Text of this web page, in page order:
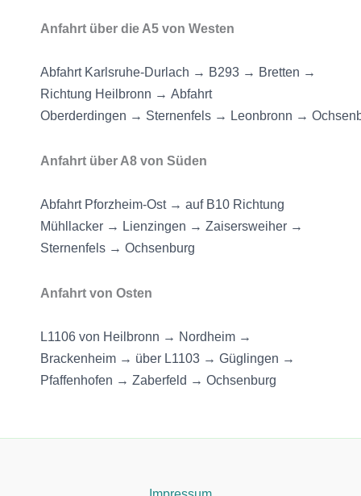
Anfahrt über die A5 von Westen
Abfahrt Karlsruhe-Durlach → B293 → Bretten →
Richtung Heilbronn → Abfahrt
Oberderdingen → Sternenfels → Leonbronn →
Anfahrt über A8 von Süden
Abfahrt Pforzheim-Ost → auf B10 Richtung
Mühllacker → Lienzingen → Zaisersweiher →
Sternenfels → Ochsenburg
Anfahrt von Osten
L1106 von Heilbronn → Nordheim →
Brackenheim → über L1103 → Güglingen →
Pfaffenhofen → Zaberfeld → Ochsenburg